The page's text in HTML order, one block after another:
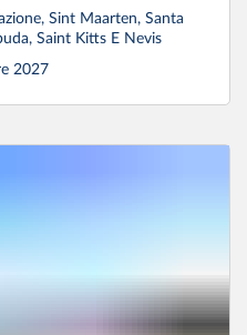
Sint Maarten, Santa
Saint Kitts E Nevis
2027